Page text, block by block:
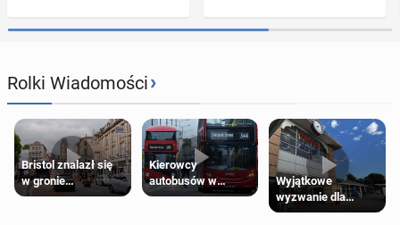
Rolki Wiadomości›
Bristol znalazł się
w gronie
najlepszych
Kierowcy
autobusów w
Londynie
Wyjątkowe
wyzwanie dla
posiadaczy kart